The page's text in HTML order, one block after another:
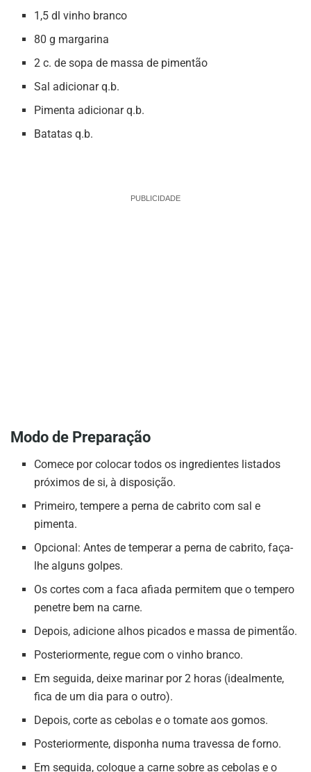
1,5 dl vinho branco
80 g margarina
2 c. de sopa de massa de pimentão
Sal adicionar q.b.
Pimenta adicionar q.b.
Batatas q.b.
PUBLICIDADE
Modo de Preparação
Comece por colocar todos os ingredientes listados
próximos de si, à disposição.
Primeiro, tempere a perna de cabrito com sal e
pimenta.
Opcional: Antes de temperar a perna de cabrito, faça-
lhe alguns golpes.
Os cortes com a faca afiada permitem que o tempero
penetre bem na carne.
Depois, adicione alhos picados e massa de pimentão.
Posteriormente, regue com o vinho branco.
Em seguida, deixe marinar por 2 horas (idealmente,
fica de um dia para o outro).
Depois, corte as cebolas e o tomate aos gomos.
Posteriormente, disponha numa travessa de forno.
Em seguida, coloque a carne sobre as cebolas e o